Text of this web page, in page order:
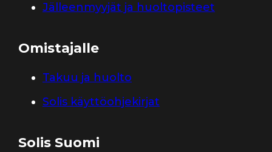
Jälleenmyyjät ja huoltopisteet
Omistajalle
Takuu ja huolto
Solis käyttöohjekirjat
Solis Suomi